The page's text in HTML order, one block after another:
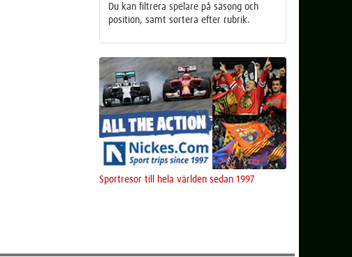
Du kan filtrera spelare på säsong och
position, samt sortera efter rubrik.
Sportresor till hela världen sedan 1997